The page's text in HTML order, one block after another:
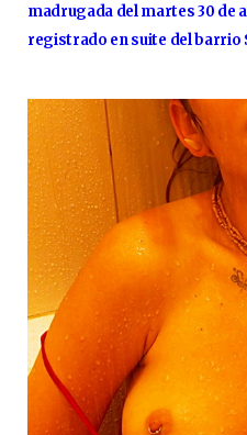
madrugada del martes 30 de
registrado en suite del barrio